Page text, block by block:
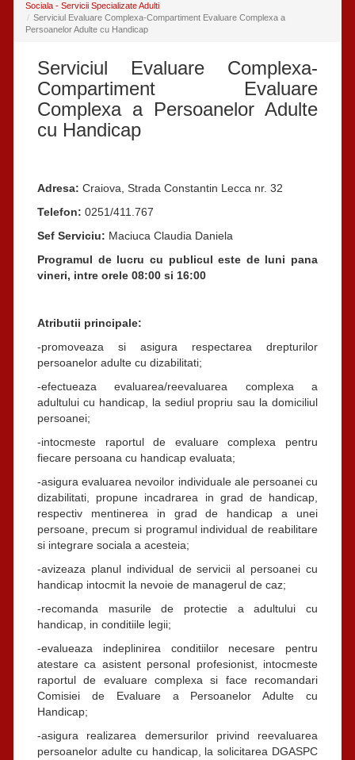
Sociala - Servicii Specializate Adulti
Serviciul Evaluare Complexa-Compartiment Evaluare Complexa a
Persoanelor Adulte cu Handicap
Serviciul Evaluare Complexa-
Compartiment Evaluare
Complexa a Persoanelor Adulte
cu Handicap
Adresa: Craiova, Strada Constantin Lecca nr. 32
Telefon: 0251/411.767
Sef Serviciu: Maciuca Claudia Daniela
Programul de lucru cu publicul este de luni pana
vineri, intre orele 08:00 si 16:00
Atributii principale:
-promoveaza si asigura respectarea drepturilor
persoanelor adulte cu dizabilitati;
-efectueaza evaluarea/reevaluarea complexa a
adultului cu handicap, la sediul propriu sau la domiciliul
persoanei;
-intocmeste raportul de evaluare complexa pentru
fiecare persoana cu handicap evaluata;
-asigura evaluarea nevoilor individuale ale persoanei cu
dizabilitati, propune incadrarea in grad de handicap,
respectiv mentinerea in grad de handicap a unei
persoane, precum si programul individual de reabilitare
si integrare sociala a acesteia;
-avizeaza planul individual de servicii al persoanei cu
handicap intocmit la nevoie de managerul de caz;
-recomanda masurile de protectie a adultului cu
handicap, in conditiile legii;
-evalueaza indeplinirea conditiilor necesare pentru
atestare ca asistent personal profesionist, intocmeste
raportul de evaluare complexa si face recomandari
Comisiei de Evaluare a Persoanelor Adulte cu
Handicap;
-asigura realizarea demersurilor privind reevaluarea
persoanelor adulte cu handicap, la solicitarea DGASPC